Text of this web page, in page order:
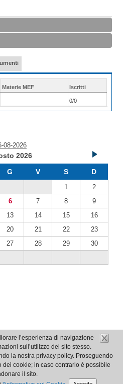
l’esperienza di navigazione
sull’utilizzo del sito stesso.
la nostra privacy policy. Proseguendo
dei cookie; in caso contrario è possibile
il sito.
Materie MEF Iscritti
0/0
08-2026
2026
G V S D
1
2
6 7 8
9
13 14 15
16
20 21 22
23
27 28 29
30